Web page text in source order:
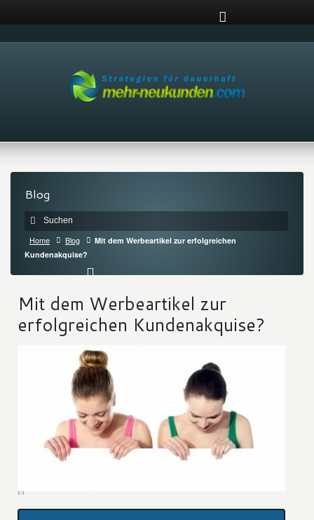
Blog
Home Blog
Mit dem Werbeartikel zur erfolgreichen
Kundenakquise?
Mit dem Werbeartikel zur
erfolgreichen Kundenakquise?